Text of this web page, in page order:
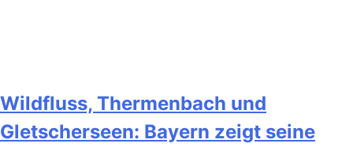
Wildfluss, Thermenbach und
Gletscherseen: Bayern zeigt seine